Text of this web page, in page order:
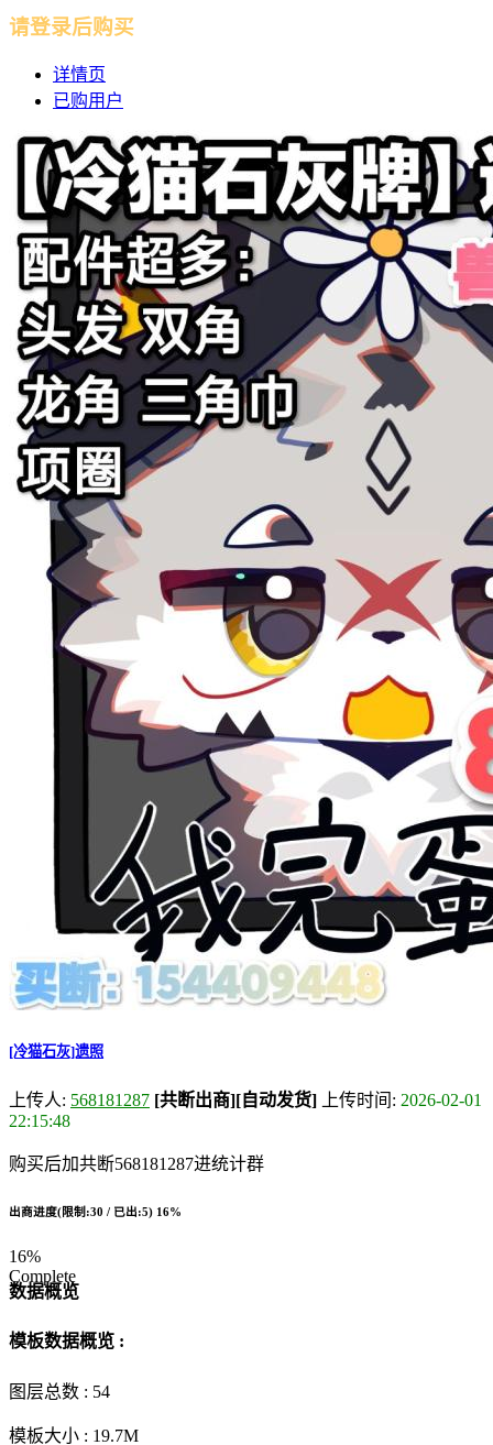
请登录后购买
详情页
已购用户
[冷猫石灰]遗照
上传人: 568181287 [共断出商][自动发货] 上传时间: 2026-02-01
22:15:48
购买后加共断568181287进统计群
出商进度(限制:30 / 已出:5) 16%
16%
Complete
数据概览
模板数据概览 :
图层总数 : 54
模板大小 : 19.7M